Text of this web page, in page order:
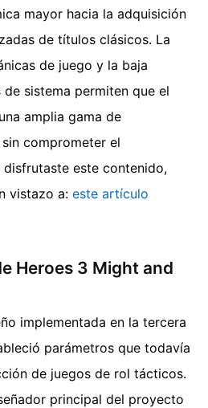
mayor hacia la adquisición
de títulos clásicos. La
de juego y la baja
sistema permiten que el
amplia gama de
comprometer el
disfrutaste este contenido,
vistazo a: este artículo
Heroes 3 Might and
implementada en la tercera
parámetros que todavía
de juegos de rol tácticos.
principal del proyecto